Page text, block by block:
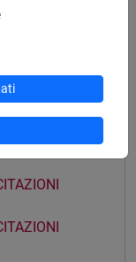
A-Di
Dl-Pas
Pat-Z
MOD.1